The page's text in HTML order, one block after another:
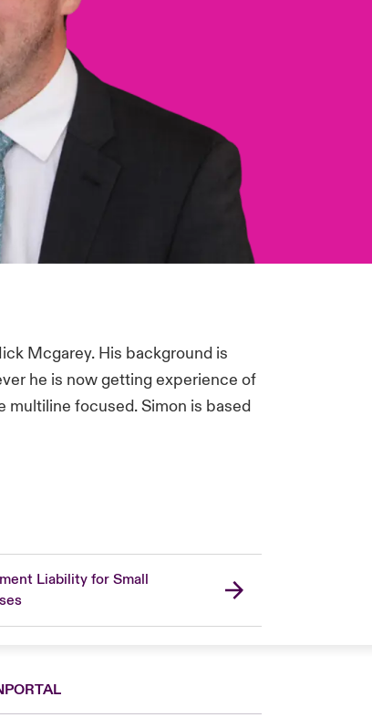
Mcgarey. His background is
he is now getting experience of
multiline focused. Simon is based
Liability for Small